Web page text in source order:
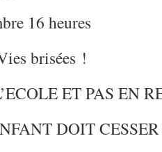
16 heures
brisées !
ET PAS EN
DOIT